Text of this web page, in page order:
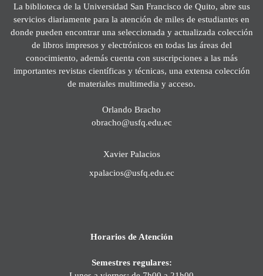
La biblioteca de la Universidad San Francisco de Quito, abre sus
servicios diariamente para la atención de miles de estudiantes en
donde pueden encontrar una seleccionada y actualizada colección
de libros impresos y electrónicos en todas las áreas del
conocimiento, además cuenta con suscripciones a las más
importantes revistas científicas y técnicas, una extensa colección
de materiales multimedia y acceso.
Orlando Bracho
obracho@usfq.edu.ec
Xavier Palacios
xpalacios@usfq.edu.ec
Horarios de Atención
Semestres regulares: